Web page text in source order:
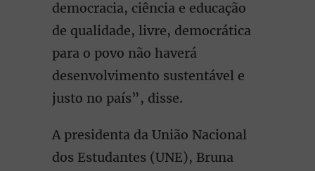
democracia, ciência e educação
de qualidade, livre, democrática
para o povo não haverá
desenvolvimento sustentável e
justo no país”, disse.
A presidenta da União Nacional
dos Estudantes (UNE), Bruna